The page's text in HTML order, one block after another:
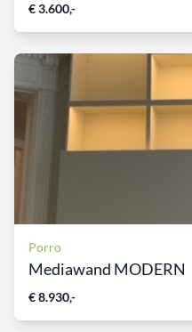
€ 3.600,-
Porro
Mediawand MODERN
€ 8.930,-